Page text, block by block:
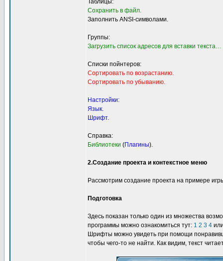
Таблицы:
Сохранить в файл.
Заполнить ANSI-символами.
Группы:
Загрузить список адресов для вставки текста…
Списки пойнтеров:
Сортировать по возрастанию.
Сортировать по убыванию.
Настройки:
Язык.
Шрифт.
Справка:
Библиотеки (Плагины).
2.Создание проекта и контекстное меню
Рассмотрим создание проекта на примере
Подготовка
Здесь показан только один из множества
программы можно ознакомиться тут: 1 2 3 4
Шрифты можно увидеть при помощи
чтобы чего-то не найти. Как видим, текст